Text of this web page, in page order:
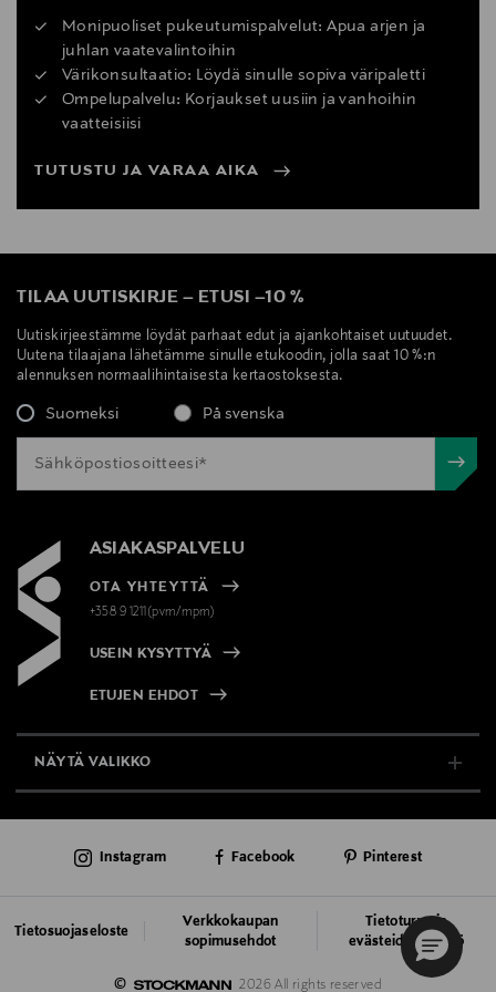
Monipuoliset pukeutumispalvelut: Apua arjen ja
juhlan vaatevalintoihin
Värikonsultaatio: Löydä sinulle sopiva väripaletti
Ompelupalvelu: Korjaukset uusiin ja vanhoihin
vaatteisiisi
TUTUSTU JA VARAA AIKA
TILAA UUTISKIRJE – ETUSI –10 %
Uutiskirjeestämme löydät parhaat edut ja ajankohtaiset uutuudet.
Uutena tilaajana lähetämme sinulle etukoodin, jolla saat 10 %:n
alennuksen normaalihintaisesta kertaostoksesta.
Suomeksi På svenska
ASIAKASPALVELU
OTA YHTEYTTÄ
+358 9 1211(pvm/mpm)
USEIN KYSYTTYÄ
ETUJEN EHDOT
NÄYTÄ VALIKKO
AJANKOHTAISTA
©
2026 All rights reserved
Tietosuojaseloste
Verkkokaupan
sopimusehdot
Tietoturva ja
evästeiden käyttö
Instagram Facebook Pinterest